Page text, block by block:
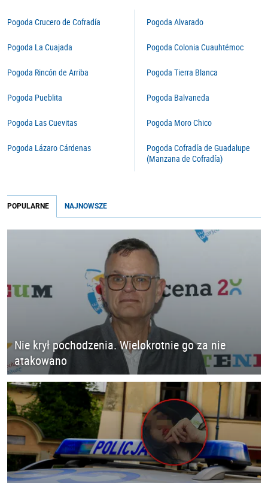
Pogoda Crucero de Cofradía
Pogoda La Cuajada
Pogoda Rincón de Arriba
Pogoda Pueblita
Pogoda Las Cuevitas
Pogoda Lázaro Cárdenas
Pogoda Alvarado
Pogoda Colonia Cuauhtémoc
Pogoda Tierra Blanca
Pogoda Balvaneda
Pogoda Moro Chico
Pogoda Cofradía de Guadalupe
(Manzana de Cofradía)
POPULARNE NAJNOWSZE
Nie krył pochodzenia. Wielokrotnie go za nie
atakowano